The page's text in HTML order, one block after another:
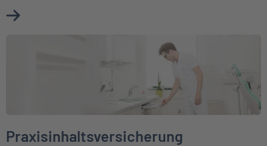
Mehr über Praxisausfallversicherung erfahren
Praxisinhaltsversicherung